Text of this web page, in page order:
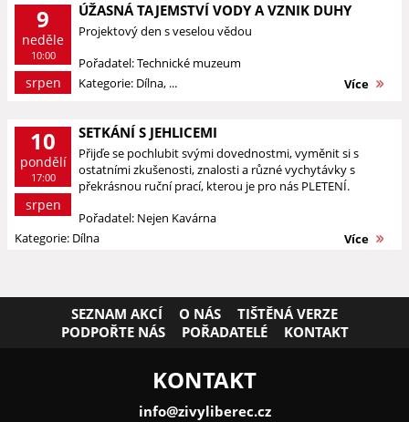
9
neděle
10:00
srpen
ÚŽASNÁ TAJEMSTVÍ VODY A VZNIK DUHY
Projektový den s veselou vědou
Pořadatel: Technické muzeum
Kategorie: Dílna, ...
Více
10
pondělí
17:00
srpen
SETKÁNÍ S JEHLICEMI
Přijďe se pochlubit svými dovednostmi, vyměnit si s
ostatními zkušenosti, znalosti a různé vychytávky s
překrásnou ruční prací, kterou je pro nás PLETENÍ.
Pořadatel: Nejen Kavárna
Kategorie: Dílna
Více
SEZNAM AKCÍ O NÁS
TIŠTĚNÁ VERZE
PODPOŘTE NÁS
POŘADATELÉ KONTAKT
KONTAKT
info@zivyliberec.cz